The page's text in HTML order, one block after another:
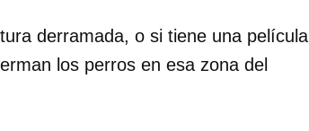
derramada, o si tiene una película
los perros en esa zona del